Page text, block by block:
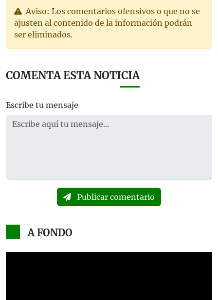
Aviso: Los comentarios ofensivos o que no se
ajusten al contenido de la información podrán
ser eliminados.
COMENTA ESTA NOTICIA
Escribe tu mensaje
Publicar comentario
A FONDO